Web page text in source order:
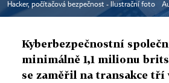
Hacker, počítačová bezpečnost - Ilustrační foto
Kyberbezpečnostní
minimálně 1,1 milionu
se zaměřil na transakce tří